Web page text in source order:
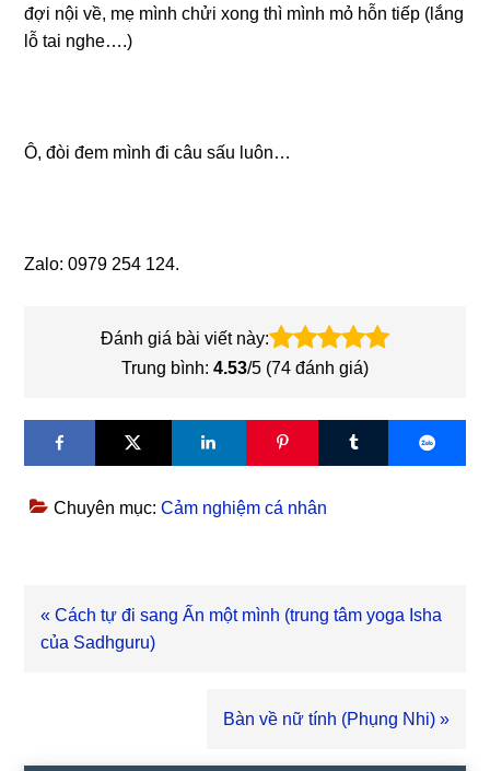
đợi nội về, mẹ mình chửi xong thì mình mỏ hỗn tiếp (lắng
lỗ tai nghe….)
Ô, đòi đem mình đi câu sấu luôn…
Zalo: 0979 254 124.
Đánh giá bài viết này:
Trung bình: 4.53/5 (74 đánh giá)
Chuyên mục:Cảm nghiệm cá nhân
Bài
viết
« Cách tự đi sang Ấn một mình (trung tâm yoga Isha
của Sadhguru)
Bài
Bàn về nữ tính (Phụng Nhi) »